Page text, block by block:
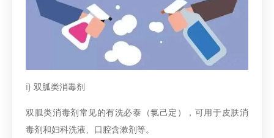
i) 双胍类消毒剂
双胍类消毒剂常见的有洗必泰（氯己定），可用于皮肤消
毒剂和妇科洗液、口腔含漱剂等。